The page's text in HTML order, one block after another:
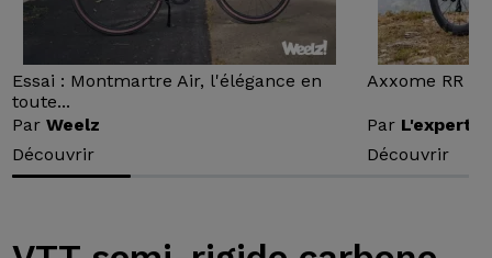
Essai : Montmartre Air, l'élégance en
toute...
ParWeelz
Découvrir
Axxome RR :
Par L'expert
Découvrir